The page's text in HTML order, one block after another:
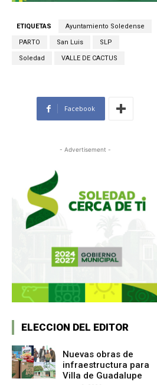
ETIQUETAS Ayuntamiento Soledense
PARTO San Luis SLP
Soledad VALLE DE CACTUS
Facebook
- Advertisement -
ELECCION DEL EDITOR
Nuevas obras de
infraestructura para
Villa de Guadalupe